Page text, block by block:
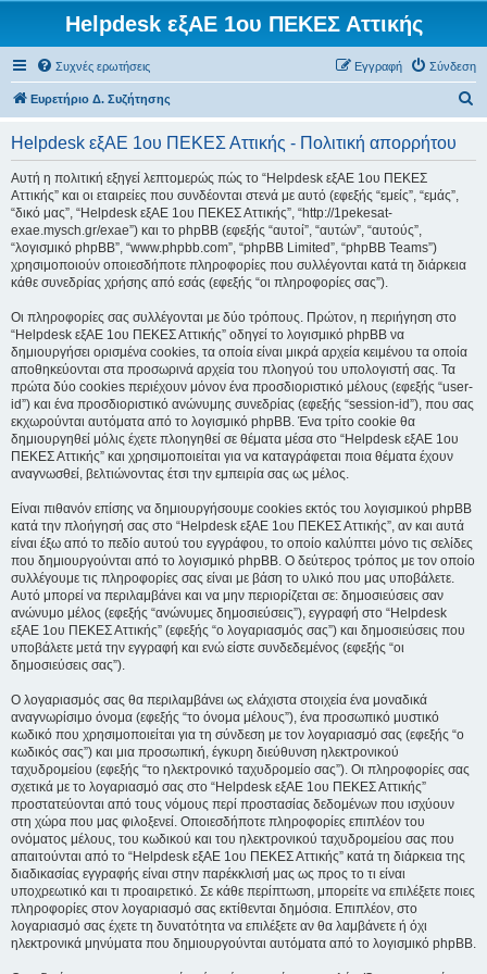
Helpdesk εξΑΕ 1ου ΠΕΚΕΣ Αττικής
Συχνές ερωτήσεις Σύνδεση
Εγγραφή
Ευρετήριο Δ. Συζήτησης
Helpdesk εξΑΕ 1ου ΠΕΚΕΣ Αττικής - Πολιτική απορρήτου
Αυτή η πολιτική εξηγεί λεπτομερώς πώς το “Helpdesk εξΑΕ 1ου ΠΕΚΕΣ
Αττικής” και οι εταιρείες που συνδέονται στενά με αυτό (εφεξής “εμείς”, “εμάς”,
“δικό μας”, “Helpdesk εξΑΕ 1ου ΠΕΚΕΣ Αττικής”, “http://1pekesat-
exae.mysch.gr/exae”) και το phpBB (εφεξής “αυτοί”, “αυτών”, “αυτούς”,
“λογισμικό phpBB”, “www.phpbb.com”, “phpBB Limited”, “phpBB Teams”)
χρησιμοποιούν οποιεσδήποτε πληροφορίες που συλλέγονται κατά τη διάρκεια
κάθε συνεδρίας χρήσης από εσάς (εφεξής “οι πληροφορίες σας”).
Οι πληροφορίες σας συλλέγονται με δύο τρόπους. Πρώτον, η περιήγηση στο
“Helpdesk εξΑΕ 1ου ΠΕΚΕΣ Αττικής” οδηγεί το λογισμικό phpBB να
δημιουργήσει ορισμένα cookies, τα οποία είναι μικρά αρχεία κειμένου τα οποία
αποθηκεύονται στα προσωρινά αρχεία του πλοηγού του υπολογιστή σας. Τα
πρώτα δύο cookies περιέχουν μόνον ένα προσδιοριστικό μέλους (εφεξής “user-
id”) και ένα προσδιοριστικό ανώνυμης συνεδρίας (εφεξής “session-id”), που σας
εκχωρούνται αυτόματα από το λογισμικό phpBB. Ένα τρίτο cookie θα
δημιουργηθεί μόλις έχετε πλοηγηθεί σε θέματα μέσα στο “Helpdesk εξΑΕ 1ου
ΠΕΚΕΣ Αττικής” και χρησιμοποιείται για να καταγράφεται ποια θέματα έχουν
αναγνωσθεί, βελτιώνοντας έτσι την εμπειρία σας ως μέλος.
Είναι πιθανόν επίσης να δημιουργήσουμε cookies εκτός του λογισμικού phpBB
κατά την πλοήγησή σας στο “Helpdesk εξΑΕ 1ου ΠΕΚΕΣ Αττικής”, αν και αυτά
είναι έξω από το πεδίο αυτού του εγγράφου, το οποίο καλύπτει μόνο τις σελίδες
που δημιουργούνται από το λογισμικό phpBB. Ο δεύτερος τρόπος με τον οποίο
συλλέγουμε τις πληροφορίες σας είναι με βάση το υλικό που μας υποβάλετε.
Αυτό μπορεί να περιλαμβάνει και να μην περιορίζεται σε: δημοσιεύσεις σαν
ανώνυμο μέλος (εφεξής “ανώνυμες δημοσιεύσεις”), εγγραφή στο “Helpdesk
εξΑΕ 1ου ΠΕΚΕΣ Αττικής” (εφεξής “ο λογαριασμός σας”) και δημοσιεύσεις που
υποβάλετε μετά την εγγραφή και ενώ είστε συνδεδεμένος (εφεξής “οι
δημοσιεύσεις σας”).
Ο λογαριασμός σας θα περιλαμβάνει ως ελάχιστα στοιχεία ένα μοναδικά
αναγνωρίσιμο όνομα (εφεξής “το όνομα μέλους”), ένα προσωπικό μυστικό
κωδικό που χρησιμοποιείται για τη σύνδεση με τον λογαριασμό σας (εφεξής “ο
κωδικός σας”) και μια προσωπική, έγκυρη διεύθυνση ηλεκτρονικού
ταχυδρομείου (εφεξής “το ηλεκτρονικό ταχυδρομείο σας”). Οι πληροφορίες σας
σχετικά με το λογαριασμό σας στο “Helpdesk εξΑΕ 1ου ΠΕΚΕΣ Αττικής”
προστατεύονται από τους νόμους περί προστασίας δεδομένων που ισχύουν
στη χώρα που μας φιλοξενεί. Οποιεσδήποτε πληροφορίες επιπλέον του
ονόματος μέλους, του κωδικού και του ηλεκτρονικού ταχυδρομείου σας που
απαιτούνται από το “Helpdesk εξΑΕ 1ου ΠΕΚΕΣ Αττικής” κατά τη διάρκεια της
διαδικασίας εγγραφής είναι στην παρέκκλισή μας ως προς το τι είναι
υποχρεωτικό και τι προαιρετικό. Σε κάθε περίπτωση, μπορείτε να επιλέξετε ποιες
πληροφορίες στον λογαριασμό σας εκτίθενται δημόσια. Επιπλέον, στο
λογαριασμό σας έχετε τη δυνατότητα να επιλέξετε αν θα λαμβάνετε ή όχι
ηλεκτρονικά μηνύματα που δημιουργούνται αυτόματα από το λογισμικό phpBB.